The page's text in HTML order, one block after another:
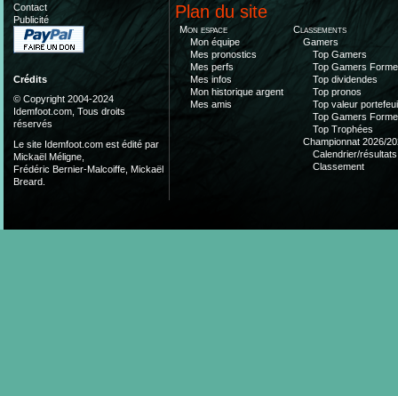
Contact
Publicité
Crédits
© Copyright 2004-2024
Idemfoot.com, Tous droits
réservés
Le site Idemfoot.com est édité par
Mickaël Méligne,
Frédéric Bernier-Malcoiffe, Mickaël
Breard.
Plan du site
Mon espace
Mon équipe
Mes pronostics
Mes perfs
Mes infos
Mon historique argent
Mes amis
Classements
Gamers
Top Gamers
Top Gamers Forme
Top dividendes
Top pronos
Top valeur
Top Gamers Forme
Top Trophées
Championnat 2026/
Calendrier/résultats
Classement